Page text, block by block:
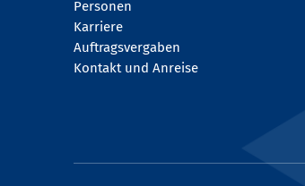
Personen
Karriere
Auftragsvergaben
Kontakt und Anreise